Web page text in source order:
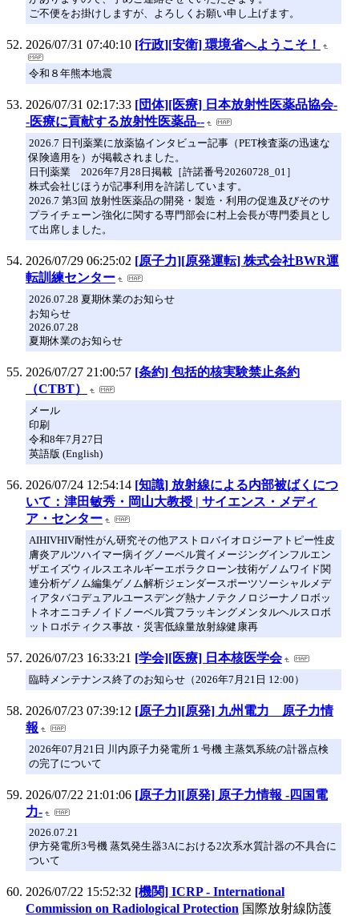
ご不便をお掛けしますが、よろしくお願い申し上げます。
2026/07/31 07:40:10 [行政][安衛] 環境省へようこそ！
令和８年熊本地震
2026/07/31 02:17:33 [団体][医療] 日本放射性医薬品協会-
-医療に貢献する放射性医薬品--
2026.7 日刊薬業に放薬協インタビュー記事（PET検査薬の迅速な
保険適用を）が掲載されました。
日刊薬業 2026年7月28日掲載［許諾番号20260728_01］
株式会社じほうが記事利用を許諾しています。
2026.7 第3回 放射性医薬品の開発・製造・利用の促進及びそのサ
プライチェーン強化に関する専門部会に村上会長が専門委員とし
て出席しました。
2026/07/29 06:25:02 [原子力][原発運転] 株式会社BWR運
転訓練センター
2026.07.28 夏期休業のお知らせ
お知らせ
2026.07.28
夏期休業のお知らせ
2026/07/27 21:00:57 [条約] 包括的核実験禁止条約
（CTBT）
メール
印刷
令和8年7月27日
英語版 (English)
2026/07/24 12:54:14 [知識] 放射線による内部被ばくにつ
いて：津田敏秀・岡山大教授 | サイエンス・メディ
ア・センター
AIHIVHIV耐性がん研究その他アストロバイオロジーアトピー性皮
膚炎アルツハイマー病イグノーベル賞イメージングインフルエン
ザエイズウィルスエネルギーエボラクローン技術ゲノムワイド関
連分析ゲノム編集ゲノム解析ジェンダースポーツソーシャルメデ
ィアタバコデュアルユースデング熱ナノテクノロジーナノロボッ
トネオニコチノイドノーベル賞フラッキングメンタルヘルスロボ
ットロボティクス事故・災害低線量放射線健康再
2026/07/23 16:33:21 [学会][医療] 日本核医学会
臨時メンテナンス終了のお知らせ（2026年7月21日 12:00）
2026/07/23 07:39:12 [原子力][原発] 九州電力 原子力情
報
2026年07月21日 川内原子力発電所１号機 主蒸気系統の計器点検
の完了について
2026/07/22 21:01:06 [原子力][原発] 原子力情報 -四国電
力-
2026.07.21
伊方発電所3号機 蒸気発生器3Aにおける2次系水質計器の不具合に
ついて
2026/07/22 15:52:32 [機関] ICRP - International
Commission on Radiological Protection 国際放射線防護